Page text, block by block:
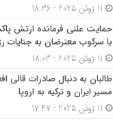
حمایت علنی فرمانده ارتش
با سرکوب معترضان به جنایات
طالبان به دنبال صادرات قالی
مسیر ایران و ترکیه به اروپا